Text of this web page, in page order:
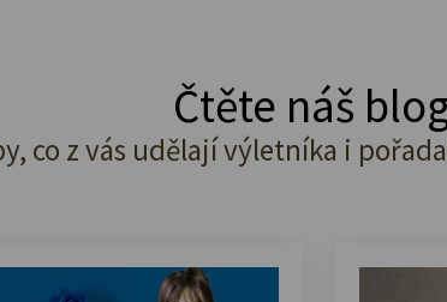
Čtěte náš
co z vás udělají výletníka i